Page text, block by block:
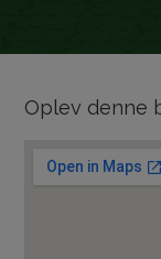
Oplev denne